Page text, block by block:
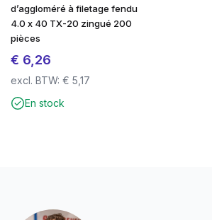
d’aggloméré à filetage fendu
4.0 x 40 TX-20 zingué 200
pièces
€ 6,26
excl. BTW: € 5,17
En stock